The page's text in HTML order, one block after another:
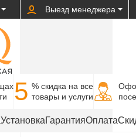
Выезд менеджера
5 % cкидка на все
товары и услуги
УстановкаГарантияОплата